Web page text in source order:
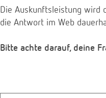
Die Auskunftsleistung wird
die Antwort im Web
Bitte achte darauf, deine